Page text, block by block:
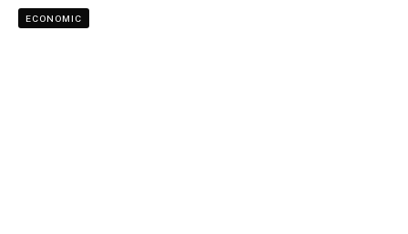
ECONOMIC